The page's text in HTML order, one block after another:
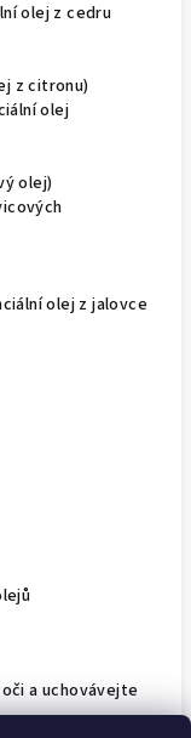
olej z cedru
z citronu)
olej
olej)
olej z jalovce
a uchovávejte